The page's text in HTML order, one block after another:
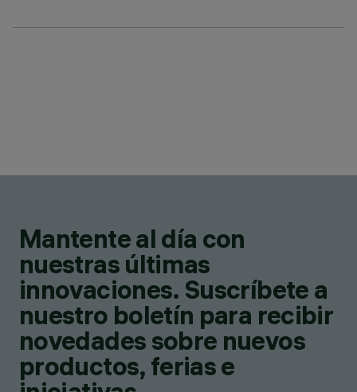
Mantente al día con
nuestras últimas
innovaciones. Suscríbete a
nuestro boletín para recibir
novedades sobre nuevos
productos, ferias e